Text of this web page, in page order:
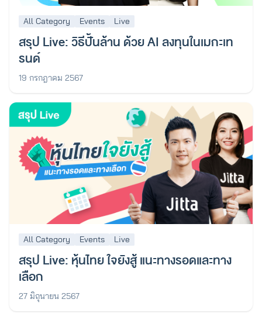
All Category Events Live
สรุป Live: วิธีปั้นล้าน ด้วย AI ลงทุนในเมกะเท
รนด์
19 กรกฎาคม 2567
All Category Events Live
สรุป Live: หุ้นไทย ใจยังสู้ แนะทางรอดและทาง
เลือก
27 มิถุนายน 2567